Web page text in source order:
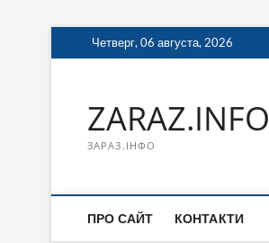
Перейти
к
Четверг, 06 августа, 2026
ZARAZ.INFO
ЗАРАЗ.ІНФО
ПРО САЙТ КОНТАКТИ